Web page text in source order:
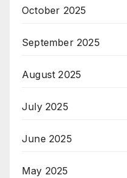
October 2025
September 2025
August 2025
July 2025
June 2025
May 2025